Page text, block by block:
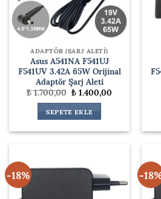
ADAPTÖR (ŞARJ ALETİ)
Asus A541NA F541UJ
F541UV 3.42A 65W Orijinal
Adaptör Şarj Aleti
₺1.700,00Orijinal
fiyat:
₺ 1.700,00.
₺1.400,00
SEPETE EKLE
-18% -